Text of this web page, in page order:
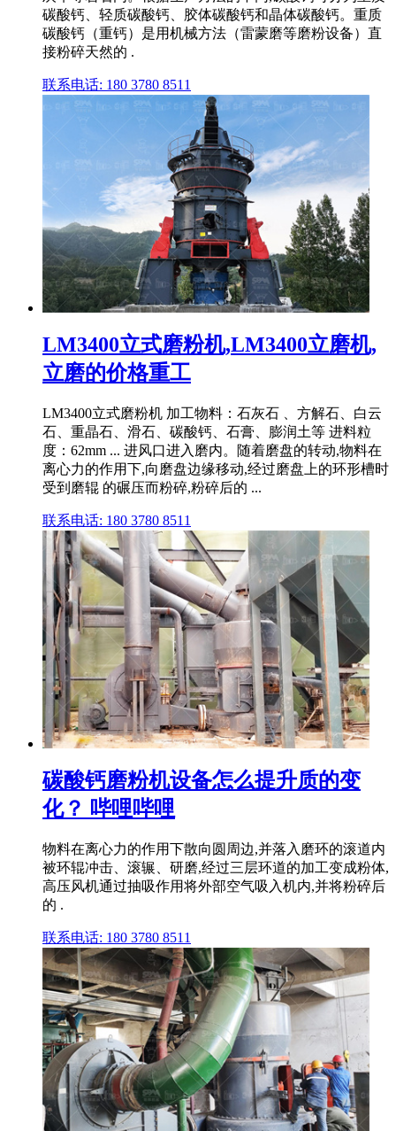
碳酸钙、轻质碳酸钙、胶体碳酸钙和晶体碳酸钙。重质
碳酸钙（重钙）是用机械方法（雷蒙磨等磨粉设备）直
接粉碎天然的 .
联系电话: 180 3780 8511
LM3400立式磨粉机,LM3400立磨机,
立磨的价格重工
LM3400立式磨粉机 加工物料：石灰石 、方解石、白云
石、重晶石、滑石、碳酸钙、石膏、膨润土等 进料粒
度：62mm ... 进风口进入磨内。随着磨盘的转动,物料在
离心力的作用下,向磨盘边缘移动,经过磨盘上的环形槽时
受到磨辊 的碾压而粉碎,粉碎后的 ...
联系电话: 180 3780 8511
碳酸钙磨粉机设备怎么提升质的变
化？ 哔哩哔哩
物料在离心力的作用下散向圆周边,并落入磨环的滚道内
被环辊冲击、滚辗、研磨,经过三层环道的加工变成粉体,
高压风机通过抽吸作用将外部空气吸入机内,并将粉碎后
的 .
联系电话: 180 3780 8511